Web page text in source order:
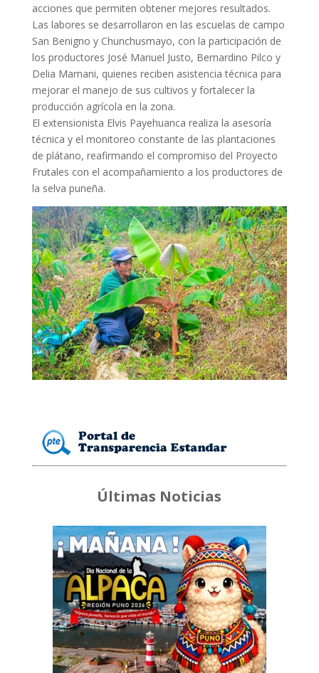
acciones que permiten obtener mejores resultados.
Las labores se desarrollaron en las escuelas de campo
San Benigno y Chunchusmayo, con la participación de
los productores José Manuel Justo, Bernardino Pilco y
Delia Mamani, quienes reciben asistencia técnica para
mejorar el manejo de sus cultivos y fortalecer la
producción agrícola en la zona.
El extensionista Elvis Payehuanca realiza la asesoría
técnica y el monitoreo constante de las plantaciones
de plátano, reafirmando el compromiso del Proyecto
Frutales con el acompañamiento a los productores de
la selva puneña.
Últimas Noticias